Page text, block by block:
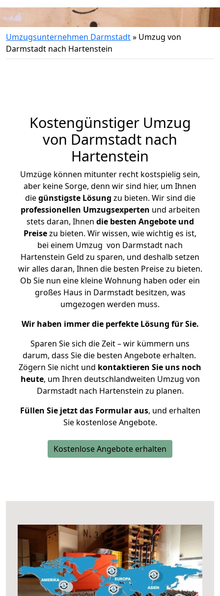
Umzugsunternehmen Darmstadt» Umzug von
Darmstadt nach Hartenstein
Kostengünstiger Umzug
von Darmstadt nach
Hartenstein
Umzüge können mitunter recht kostspielig sein,
aber keine Sorge, denn wir sind hier, um Ihnen
diegünstigste Lösung zu bieten. Wir sind die
professionellen Umzugsexperten und arbeiten
stets daran, Ihnen die besten Angebote und
Preisezu bieten. Wir wissen, wie wichtig es ist,
bei einem Umzug von Darmstadt nach
Hartenstein Geld zu sparen, und deshalb setzen
wir alles daran, Ihnen die besten Preise zu bieten.
Ob Sie nun eine kleine Wohnung haben oder ein
großes Haus in Darmstadt besitzen, was
umgezogen werden muss.
Wir haben immer die perfekte Lösung für Sie.
Sparen Sie sich die Zeit – wir kümmern uns
darum, dass Sie die besten Angebote erhalten.
Zögern Sie nicht und kontaktieren Sie uns noch
heute, um Ihren deutschlandweiten Umzug von
Darmstadt nach Hartenstein zu planen.
Füllen Sie jetzt das Formular aus, und erhalten
Sie kostenlose Angebote.
Kostenlose Angebote erhalten